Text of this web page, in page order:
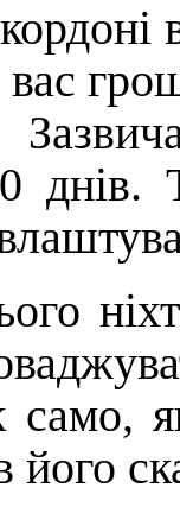
само,